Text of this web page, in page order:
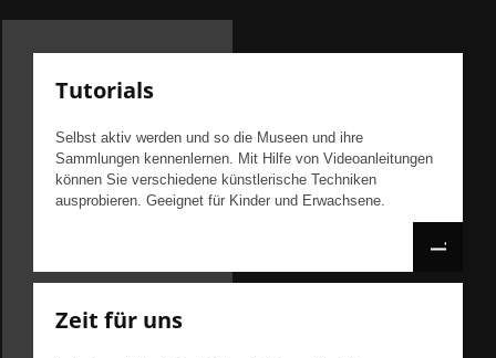
Tutorials
Selbst aktiv werden und so die Museen und ihre
Sammlungen kennenlernen. Mit Hilfe von Videoanleitungen
können Sie verschiedene künstlerische Techniken
ausprobieren. Geeignet für Kinder und Erwachsene.
Zeit für uns